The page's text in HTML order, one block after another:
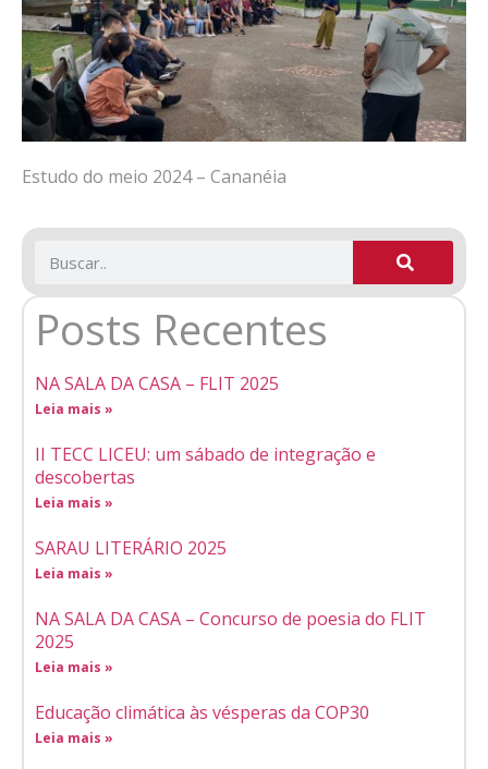
Estudo do meio 2024 – Cananéia
Posts Recentes
NA SALA DA CASA – FLIT 2025
Leia mais »
II TECC LICEU: um sábado de integração e
descobertas
Leia mais »
SARAU LITERÁRIO 2025
Leia mais »
NA SALA DA CASA – Concurso de poesia do FLIT
2025
Leia mais »
Educação climática às vésperas da COP30
Leia mais »